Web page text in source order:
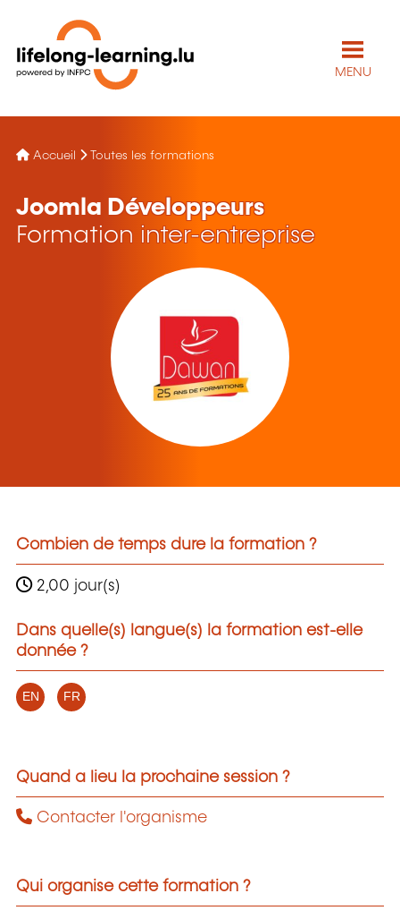
MENU
Accueil Toutes les formations
Joomla Développeurs
Formation inter-entreprise
Combien de temps dure la formation ?
2,00 jour(s)
Dans quelle(s) langue(s) la formation est-elle
donnée ?
EN FR
Quand a lieu la prochaine session ?
Contacter l'organisme
Qui organise cette formation ?